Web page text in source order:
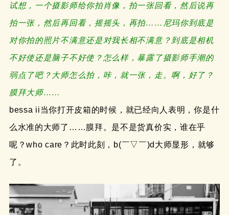
试想，一个摄影师给你拍肖像，拍一张回看，然后说再
拍一张，然后再回看，摇摇头，再拍……尼玛你到底是
对你拍的照片不满意还是对我长相不满意？到底是相机
不好使还是脑子不好使？怎么样，暴露了摄影师手潮的
弱点了吧？大师怎么拍，咔，就一张，走。啊，好了？
膜拜大师……
bessa ii当你打开皮箱的时候，就已经向人表明，你是什
么水准的大师了……膜拜。是不是货真价实，谁在乎
呢？who care？此时此刻，b(￣▽￣)d大师显形，就够
了。